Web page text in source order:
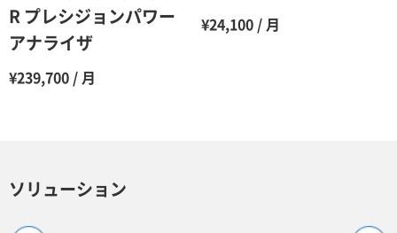
R プレシジョンパワー
アナライザ
¥239,700 / 月
¥24,100 / 月
ソリューション